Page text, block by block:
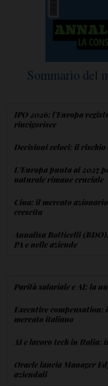
Sommario del
IPO 2026: l'Europa
rinvigorisce
Decisioni veloci: il
L'Europa punta al 2027
naturale rimane cruciale
Cina: il mercato
crescita
Annalisa Botticelli
PA e nelle aziende
Parità salariale e AI: la
Executive
mercato italiano
AI e lavoro tech in
Oracle lancia Manager
aziendali